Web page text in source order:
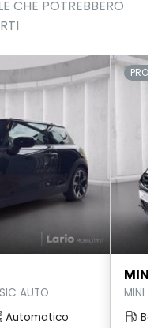
CHE POTREBBERO
AUTO
Automatico
MINI